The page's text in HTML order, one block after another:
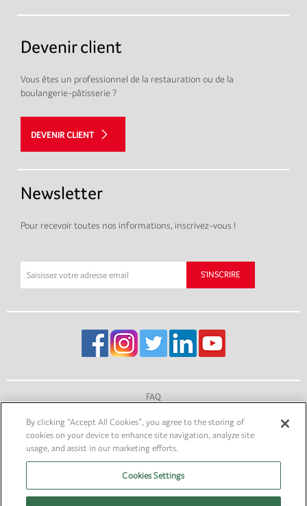
Devenir client
Vous êtes un professionnel de la restauration ou de la
boulangerie-pâtisserie ?
DEVENIR CLIENT
Newsletter
Pour recevoir toutes nos informations, inscrivez-vous !
FAQ
SITES DU GROUPE
MENTIONS LÉGALES
PLAN DU SITE
By clicking “Accept All Cookies”, you agree to the storing of
cookies on your device to enhance site navigation, analyze site
usage, and assist in our marketing efforts.
Cookies Settings